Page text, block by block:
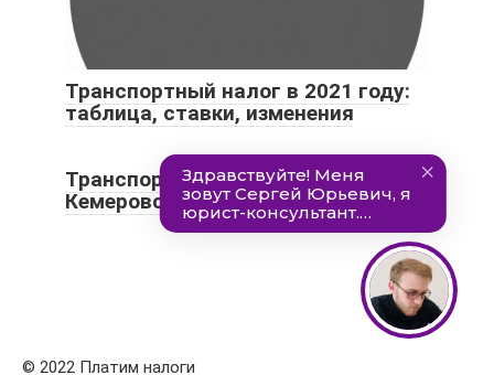
Транспортный налог в 2021 году:
таблица, ставки, изменения
Транспортный налог в
Кемеровской области на 2022 год
© 2022 Платим налоги